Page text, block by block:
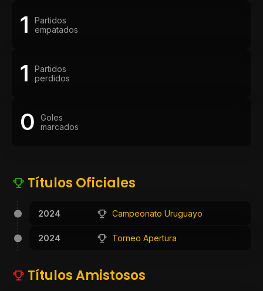
1
Partidos
empatados
1
Partidos
perdidos
0
Goles
marcados
Títulos Oficiales
2024 Campeonato Uruguayo
2024 Torneo Apertura
Títulos Amistosos